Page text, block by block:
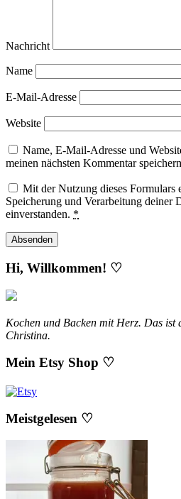
Nachricht
Name
E-Mail-Adresse
Website
Name, E-Mail-Adresse und
meinen nächsten Kommentar
Mit der Nutzung dieses Formulars
Speicherung und Verarbeitung deiner
einverstanden. *
Hi, Willkommen! ♡
Kochen und Backen mit Herz. Das ist
Christina.
Mein Etsy Shop ♡
Meistgelesen ♡